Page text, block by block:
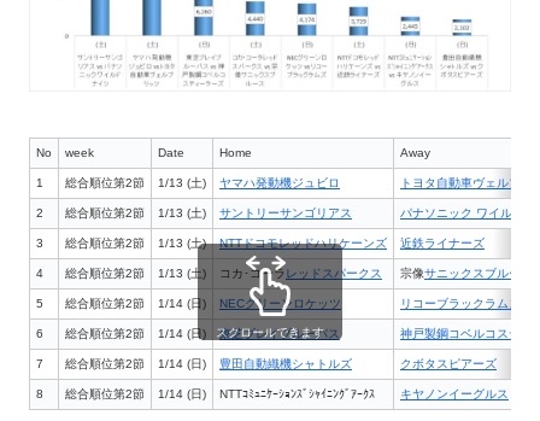
No week Date Home Away
1 総合順位第2節 1/13 (土) ヤマハ発動機ジュビロ トヨタ自動車ヴェルブリ
2 総合順位第2節 1/13 (土) サントリーサンゴリアス パナソニック ワイルドナ
3 総合順位第2節 1/13 (土) NTTドコモレッドハリケーンズ 近鉄ライナーズ
4 総合順位第2節 1/13 (土) コカ･コーラ レッドスパークス 宗像サニックスブルース
5 総合順位第2節 1/14 (日) NECグリーンロケッツ リコーブラックラムズ
6 総合順位第2節 1/14 (日) 東芝ブレイブルーパス 神戸製鋼コベルコスティ
7 総合順位第2節 1/14 (日) 豊田自動織機シャトルズ クボタスピアーズ
8 総合順位第2節 1/14 (日) NTTｺﾐｭﾆｹｰｼｮﾝｽﾞｼｬｲﾆﾝｸﾞｱｰｸｽ キヤノンイーグルス
スクロールできます